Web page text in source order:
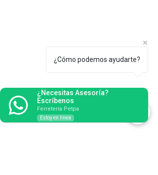
¿Cómo podemos ayudarte?
¿Necesitas Asesoría?
Escríbenos
Ferretería Petpa
Estoy en línea